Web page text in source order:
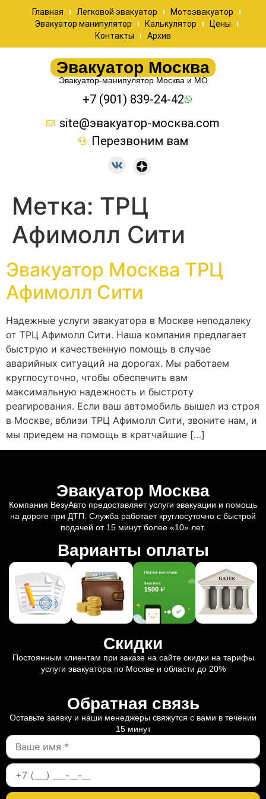
Главная Легковой эвакуатор
Мотоэвакуатор
Эвакуатор манипулятор
Калькулятор
Цены
Контакты
Архив
Эвакуатор Москва
Эвакуатор-манипулятор Москва и МО
+7 (901) 839-24-42
site@эвакуатор-москва.com
Перезвоним вам
Метка: ТРЦ
Афимолл Сити
Эвакуатор Москва ТРЦ
Афимолл Сити
Надежные услуги эвакуатора в Москве неподалеку
от ТРЦ Афимолл Сити. Наша компания предлагает
быструю и качественную помощь в случае
аварийных ситуаций на дорогах. Мы работаем
круглосуточно, чтобы обеспечить вам
максимальную надежность и быстроту
реагирования. Если ваш автомобиль вышел из строя
в Москве, вблизи ТРЦ Афимолл Сити, звоните нам, и
мы приедем на помощь в кратчайшие […]
Эвакуатор Москва
Компания ВезуАвто предоставляет услуги эвакуации и помощь
на дороге при ДТП. Служба работает круглосуточно с быстрой
подачей от 15 минут более «10» лет.
Варианты оплаты
Скидки
Постоянным клиентам при заказе на сайте скидки на тарифы
услуги эвакуатора по Москве и области до 20%
Обратная связь
Оставьте заявку и наши менеджеры свяжутся с вами в течении
15 минут